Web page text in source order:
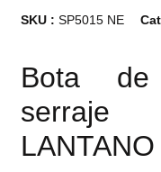
SKU :SP5015 NE
Bota
serraje